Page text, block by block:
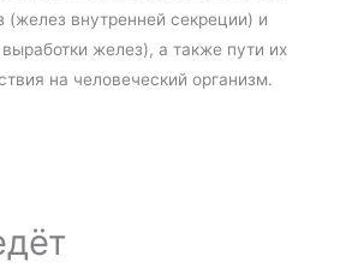
(желез внутренней секреции) и
желез), а также пути их
на человеческий организм.